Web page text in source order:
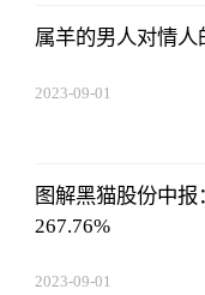
属羊的男人对情
2023-09-01
图解黑猫股份中
267.76%
2023-09-01